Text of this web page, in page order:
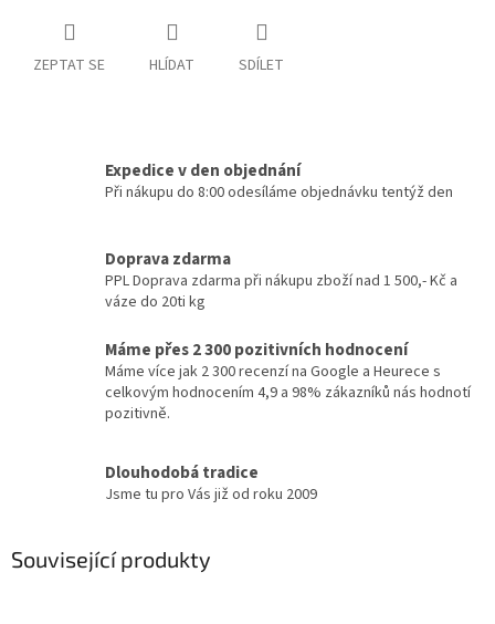
ZEPTAT SE HLÍDAT SDÍLET
Expedice v den objednání
Při nákupu do 8:00 odesíláme objednávku tentýž den
Doprava zdarma
PPL Doprava zdarma při nákupu zboží nad 1 500,- Kč a
váze do 20ti kg
Máme přes 2 300 pozitivních hodnocení
Máme více jak 2 300 recenzí na Google a Heurece s
celkovým hodnocením 4,9 a 98% zákazníků nás hodnotí
pozitivně.
Dlouhodobá tradice
Jsme tu pro Vás již od roku 2009
Související produkty